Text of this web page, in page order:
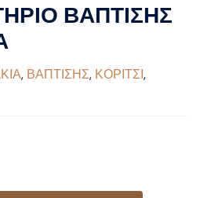
ΒΑΠΤΙΣΗΣ
, ΒΑΠΤΙΣΗΣ, ΚΟΡΙΤΣΙ,